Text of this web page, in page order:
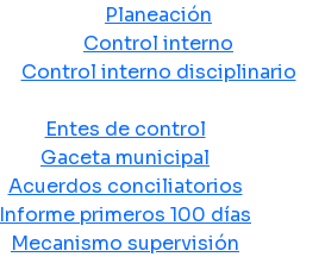
Planeación
Control interno
Control interno disciplinario
Entes de control
Gaceta municipal
Acuerdos conciliatorios
Informe primeros 100 días
Mecanismo supervisión